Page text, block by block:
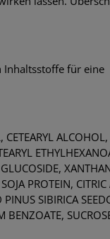
Inhaltsstoffe für eine
ALCOHOL,
PROTEIN, CITRIC
SIBIRICA
BENZOATE,